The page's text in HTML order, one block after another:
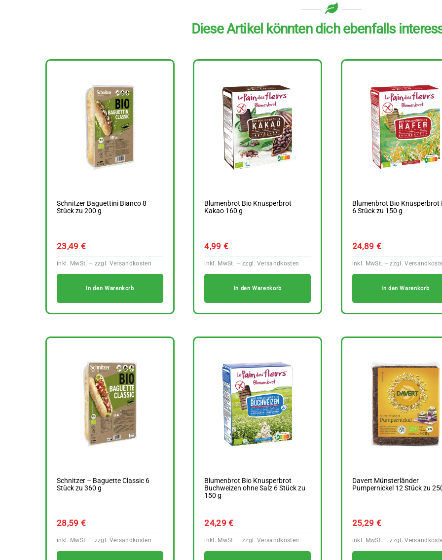
Diese Artikel könnten dich ebenfalls
Schnitzer Baguettini Bianco 8
Stück zu 200 g
23,49€
In den Warenkorb
Blumenbrot Bio Knusperbrot
Kakao 160 g
4,99 €
In den Warenkorb
Blumenbrot Bio Knusperbrot
6 Stück zu 150 g
24,89 €
In den Warenkorb
Schnitzer – Baguette Classic 6
Stück zu 360 g
28,59€
Blumenbrot Bio Knusperbrot
Buchweizen ohne Salz 6 Stück zu
150 g
24,29€
Davert Münsterländer
Pumpernickel 12 Stück zu
25,29 €